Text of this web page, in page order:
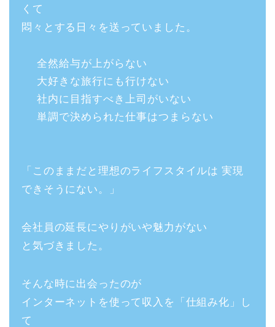
くて
悶々とする日々を送っていました。
全然給与が上がらない
大好きな旅行にも行けない
社内に目指すべき上司がいない
単調で決められた仕事はつまらない
「このままだと理想のライフスタイルは 実現
できそうにない。」
会社員の延長にやりがいや魅力がない
と気づきました。
そんな時に出会ったのが
インターネットを使って収入を「仕組み化」し
て